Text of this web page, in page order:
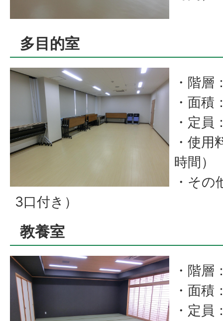
多目的室
・階層
・面
・定員
・使
時間）
・その
3口付き）
教養室
・階層
・面
・定員